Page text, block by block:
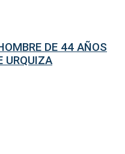
DE 44 AÑOS
URQUIZA